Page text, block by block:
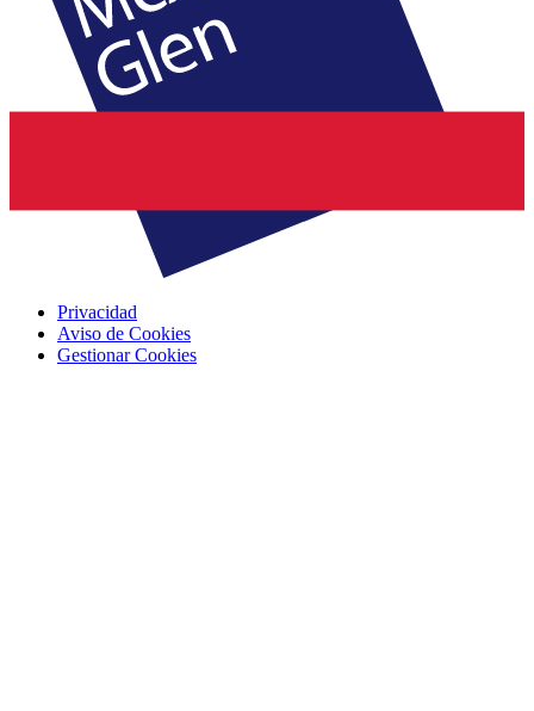
Privacidad
Aviso de Cookies
Gestionar Cookies